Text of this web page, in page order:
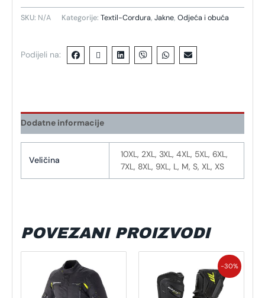
SKU: N/A Kategorije: Textil-Cordura, Jakne, Odjeća i obuća
Podijeli na:
Dodatne informacije
Veličina
10XL, 2XL, 3XL, 4XL, 5XL, 6XL,
7XL, 8XL, 9XL, L, M, S, XL, XS
POVEZANI PROIZVODI
proizvod
ima
-30%
bila
je:
184,48 €.
Trenutna
cijena
je:
129,13 €.
Ovaj
proizvod
ima